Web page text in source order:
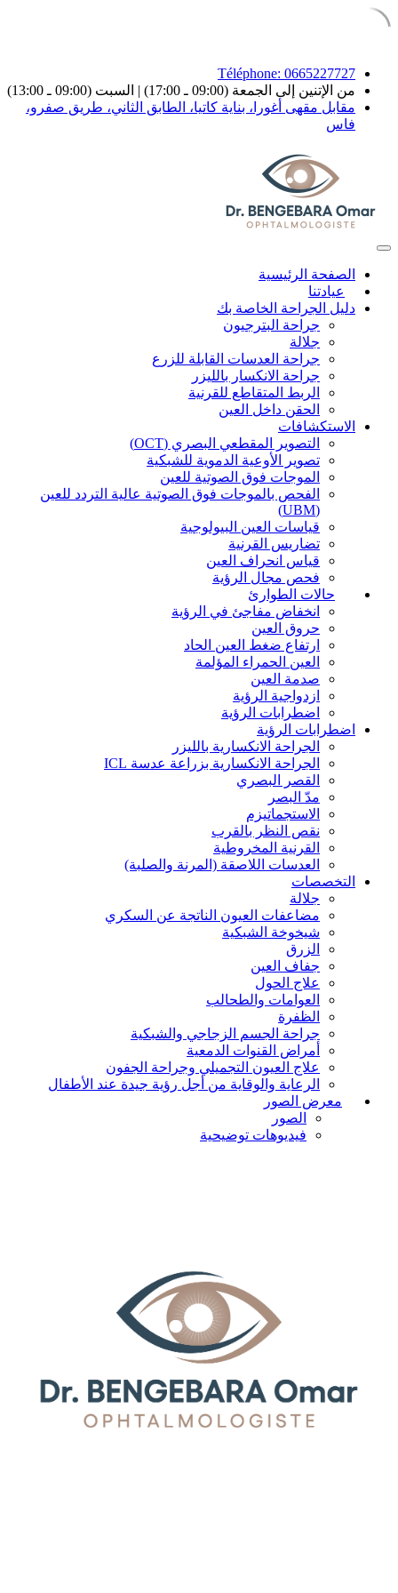
Téléphone: 0665227727
من الإتنين إلى الجمعة (09:00 ـ 17:00) | السبت (09:00 ـ 13:00)
مقابل مقهى أغورا، بناية كاتيا، الطابق الثاني، طريق صفرو،
فاس
الصفحة الرئيسية
عيادتنا
دليل الجراحة الخاصة بك
جراحة البترجيون
جلالة
جراحة العدسات القابلة للزرع
جراحة الانكسار بالليزر
الربط المتقاطع للقرنية
الحقن داخل العين
الاستكشافات
التصوير المقطعي البصري (OCT)
تصوير الأوعية الدموية للشبكية
الموجات فوق الصوتية للعين
الفحص بالموجات فوق الصوتية عالية التردد للعين
(UBM)
قياسات العين البيولوجية
تضاريس القرنية
قياس انحراف العين
فحص مجال الرؤية
حالات الطوارئ
انخفاض مفاجئ في الرؤية
حروق العين
ارتفاع ضغط العين الحاد
العين الحمراء المؤلمة
صدمة العين
ازدواجية الرؤية
اضطرابات الرؤية
اضطرابات الرؤية
الجراحة الانكسارية بالليزر
الجراحة الانكسارية بزراعة عدسة ICL
القصر البصري
مدّ البصر
الاستجماتيزم
نقص النظر بالقرب
القرنية المخروطية
العدسات اللاصقة (المرنة والصلبة)
التخصصات
جلالة
مضاعفات العيون الناتجة عن السكري
شيخوخة الشبكية
الزرق
جفاف العين
علاج الحول
العوامات والطحالب
الظفرة
جراحة الجسم الزجاجي والشبكية
أمراض القنوات الدمعية
علاج العيون التجميلي وجراحة الجفون
الرعاية والوقاية من أجل رؤية جيدة عند الأطفال
معرض الصور
الصور
فيديوهات توضيحية